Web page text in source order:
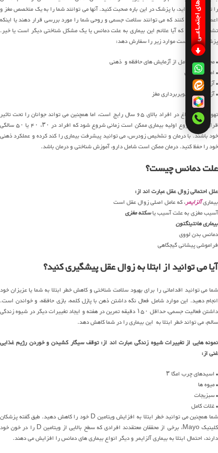
را تجربه کرده اید، با پزشک در این باره صحبت کنید.آنها می توانند شما را به یک متخصص مغز و
اعصاب معرفی کنند که می توانند سلامت جسمی و روحی شما را مورد بررسی قرار دهند یا اینکه
تشخیص دهند که آیا علائم این بیماری به علت دمانس یا یک مشکل شناختی دیگر است یا خیر.
پزشک ممکن است موارد زیر را سفارش دهد:
• مجموعه ای کامل از آزمایش های حافظه و ذهنی
• امتحان عصبی
• آزمایش خون
• آزمایشات تصویربرداری مغز
تهوع و استفراغ در افراد بالای ۶۵ سال رایج است، اما همچنین می تواند جوانان را تحت تاثیر
قرار دهد. شروع اولیه بیماری ممکن است زمانی شروع شود که افراد در ۳۰، ۴۰ یا ۵۰ سالگی
خود باشند. با درمان و تشخیص زودرس، می توانید پیشرفت بیماری را کند کرده و عملکرد ذهنی
خود را حفظ کنید.درمان ممکن است شامل دارو، آموزش شناختی و درمان باشد.
علت دمانس چیست؟
علل احتمالی زوال عقل عبارت اند از:
بیماریآلزایمر، که عامل اصلی زوال عقل است
آسیب مغزی به علت آسیب یاسکته مغزی
بیماری هانتینگتون
دمانس بدن لووی
فراموشی پیشانی گیجگاهی
آیا می توانید از ابتلا به زوال عقل پیشگیری کنید؟
شما می توانید اقداماتی را برای بهبود سلامت شناختی و کاهش خطر ابتلا به شما یا عزیزان خود
انجام دهید. این موارد شامل فعال نگه داشتن ذهن با پازل کلمه، بازی حافظه، و خواندن است.
داشتن فعالیت جسمی، حداقل ۱۵۰ دقیقه تمرین در هفته و ایجاد تغییرات دیگر در شیوه زندگی
سالم، می تواند خطر ابتلا به این بیماری را در شما کاهش دهد.
نمونه هایی از تغییرات شیوه زندگی عبارت اند از: توقف سیگار کشیدن و خوردن رژیم غذایی
غنی از:
• اسیدهای چرب امگا ۳
• میوه ها
• سبزیجات
• غلات کامل
شما همچنین می توانید خطر ابتلا به افزایش ویتامین D خود را کاهش دهید. طبق گفته پزشکان
کلینیک Mayo، برخی از محققان معتقدند افرادی که سطح بالایی از ویتامین D را در خون خود
دارند، احتمال ابتلا به بیماری آلزایمر و دیگر انواع بیماری های دمانس را افزایش می دهند.